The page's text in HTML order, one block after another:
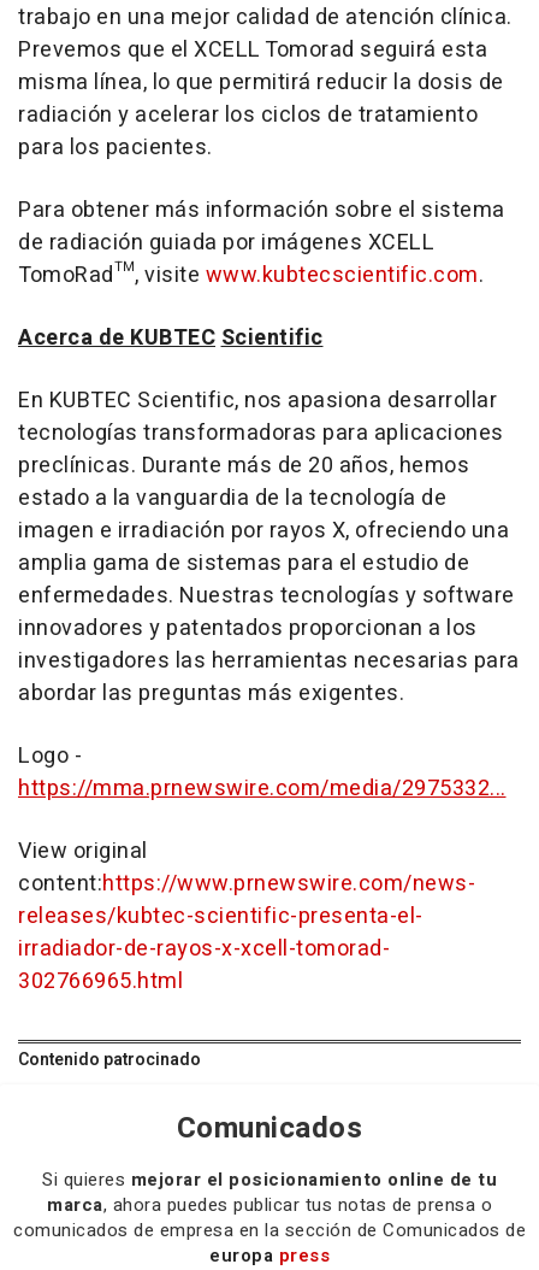
trabajo en una mejor calidad de atención clínica.
Prevemos que el XCELL Tomorad seguirá esta
misma línea, lo que permitirá reducir la dosis de
radiación y acelerar los ciclos de tratamiento
para los pacientes.
Para obtener más información sobre el sistema
de radiación guiada por imágenes XCELL
TomoRad™, visite www.kubtecscientific.com.
Acerca de KUBTECScientific
En KUBTEC Scientific, nos apasiona desarrollar
tecnologías transformadoras para aplicaciones
preclínicas. Durante más de 20 años, hemos
estado a la vanguardia de la tecnología de
imagen e irradiación por rayos X, ofreciendo una
amplia gama de sistemas para el estudio de
enfermedades. Nuestras tecnologías y software
innovadores y patentados proporcionan a los
investigadores las herramientas necesarias para
abordar las preguntas más exigentes.
Logo -
https://mma.prnewswire.com/media/2975332...
View original
content:https://www.prnewswire.com/news-
releases/kubtec-scientific-presenta-el-
irradiador-de-rayos-x-xcell-tomorad-
302766965.html
Contenido patrocinado
Comunicados
Si quieres mejorar el posicionamiento online de tu
marca, ahora puedes publicar tus notas de prensa o
comunicados de empresa en la sección de Comunicados de
europa press